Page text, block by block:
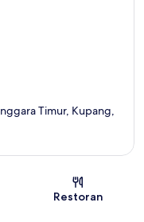
Timur, Kupang,
Restoran